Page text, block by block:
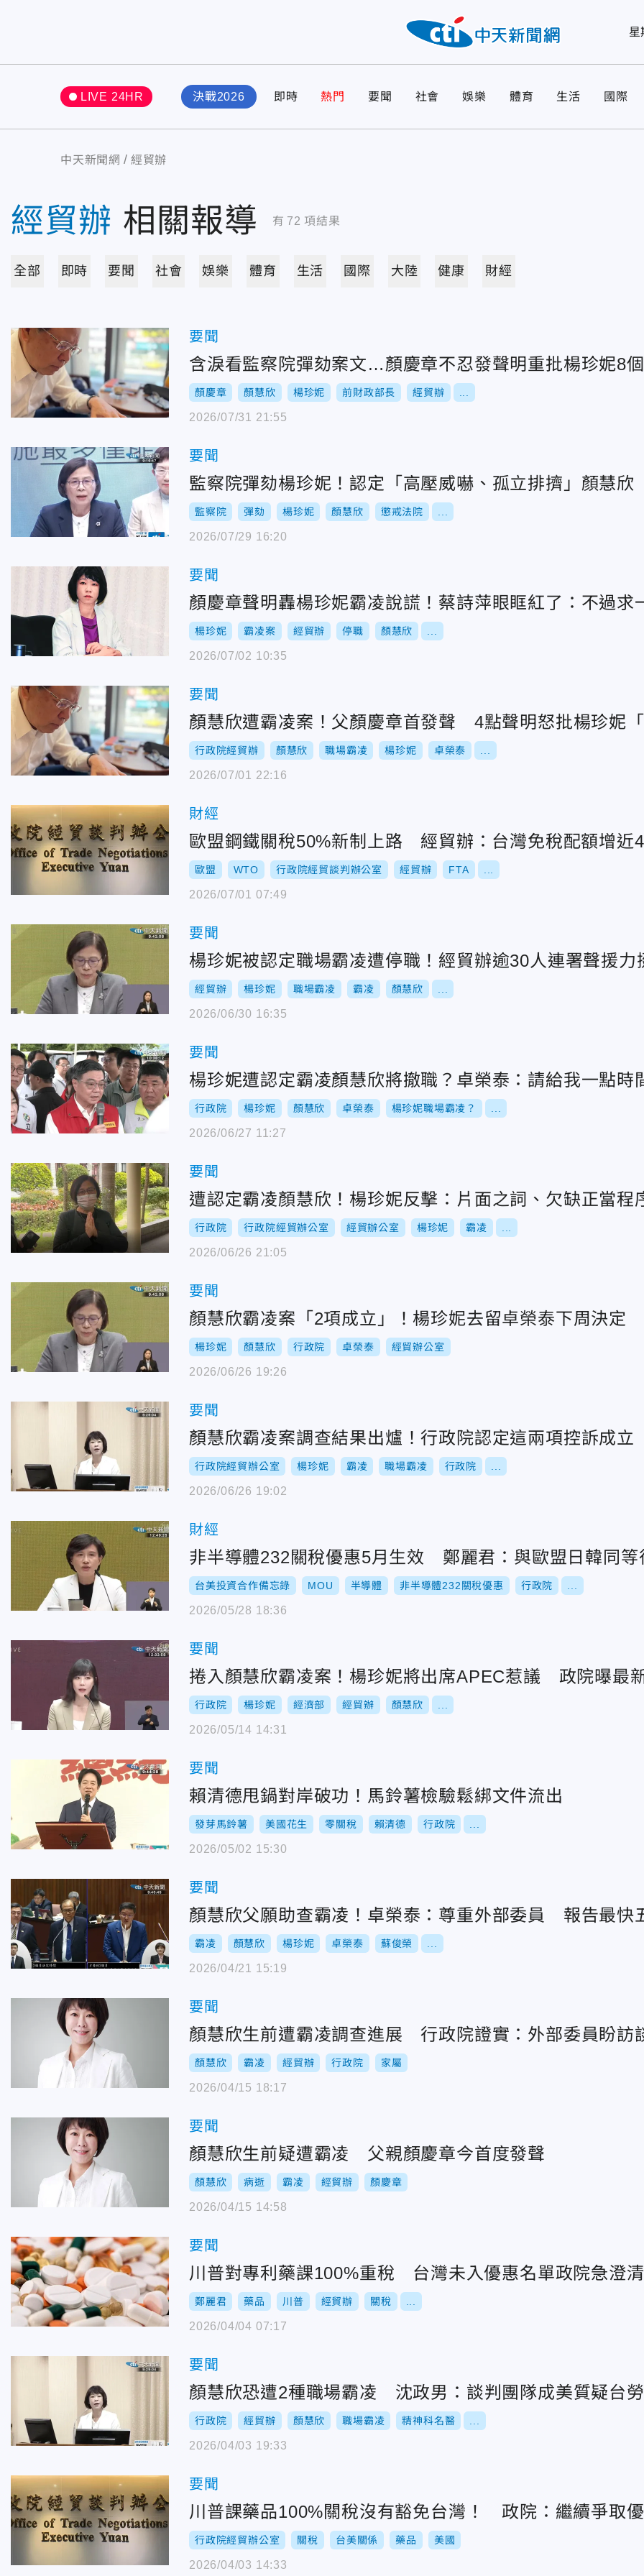
星
LIVE 24HR 決戰2026 即時 熱門 要聞 社會 娛樂 體育 生活 國際
中天新聞網 經貿辦
經貿辦 相關報導 有 72 項結果
全部 即時 要聞 社會 娛樂 體育 生活 國際 大陸 健康 財經
要聞
含淚看監察院彈劾案文…顏慶章不忍發聲明重批楊珍妮8
顏慶章 顏慧欣 楊珍妮 前財政部長 經貿辦
2026/07/31 21:55
要聞
監察院彈劾楊珍妮！認定「高壓威嚇、孤立排擠」顏慧
監察院 彈劾 楊珍妮 顏慧欣 懲戒法院
2026/07/29 16:20
要聞
顏慶章聲明轟楊珍妮霸凌說謊！蔡詩萍眼眶紅了：不過求
楊珍妮 霸凌案 經貿辦 停職 顏慧欣
2026/07/02 10:35
要聞
顏慧欣遭霸凌案！父顏慶章首發聲 4點聲明怒批楊珍妮
行政院經貿辦 顏慧欣 職場霸凌 楊珍妮 卓榮泰
2026/07/01 22:16
財經
歐盟鋼鐵關稅50%新制上路 經貿辦：台灣免稅配額增近
歐盟 WTO 行政院經貿談判辦公室 經貿辦 FTA
2026/07/01 07:49
要聞
楊珍妮被認定職場霸凌遭停職！經貿辦逾30人連署聲援力
經貿辦 楊珍妮 職場霸凌 霸凌 顏慧欣
2026/06/30 16:35
要聞
楊珍妮遭認定霸凌顏慧欣將撤職？卓榮泰：請給我一點時
行政院 楊珍妮 顏慧欣 卓榮泰 楊珍妮職場霸凌？
2026/06/27 11:27
要聞
遭認定霸凌顏慧欣！楊珍妮反擊：片面之詞、欠缺正當程
行政院 行政院經貿辦公室 經貿辦公室 楊珍妮 霸凌
2026/06/26 21:05
要聞
顏慧欣霸凌案「2項成立」！楊珍妮去留卓榮泰下周決定
楊珍妮 顏慧欣 行政院 卓榮泰 經貿辦公室
2026/06/26 19:26
要聞
顏慧欣霸凌案調查結果出爐！行政院認定這兩項控訴成立
行政院經貿辦公室 楊珍妮 霸凌 職場霸凌 行政院
2026/06/26 19:02
財經
非半導體232關稅優惠5月生效 鄭麗君：與歐盟日韓同等
台美投資合作備忘錄 MOU 半導體 非半導體232關稅優惠 行政院
2026/05/28 18:36
要聞
捲入顏慧欣霸凌案！楊珍妮將出席APEC惹議 政院曝最
行政院 楊珍妮 經濟部 經貿辦 顏慧欣
2026/05/14 14:31
要聞
賴清德甩鍋對岸破功！馬鈴薯檢驗鬆綁文件流出
發芽馬鈴薯 美國花生 零關稅 賴清德 行政院
2026/05/02 15:30
要聞
顏慧欣父願助查霸凌！卓榮泰：尊重外部委員 報告最快
霸凌 顏慧欣 楊珍妮 卓榮泰 蘇俊榮
2026/04/21 15:19
要聞
顏慧欣生前遭霸凌調查進展 行政院證實：外部委員盼訪
顏慧欣 霸凌 經貿辦 行政院 家屬
2026/04/15 18:17
要聞
顏慧欣生前疑遭霸凌 父親顏慶章今首度發聲
顏慧欣 病逝 霸凌 經貿辦 顏慶章
2026/04/15 14:58
要聞
川普對專利藥課100%重稅 台灣未入優惠名單政院急澄清
鄭麗君 藥品 川普 經貿辦 關稅
2026/04/04 07:17
要聞
顏慧欣恐遭2種職場霸凌 沈政男：談判團隊成美質疑台
行政院 經貿辦 顏慧欣 職場霸凌 精神科名醫
2026/04/03 19:33
要聞
川普課藥品100%關稅沒有豁免台灣！ 政院：繼續爭取
行政院經貿辦公室 關稅 台美關係 藥品 美國
2026/04/03 14:33